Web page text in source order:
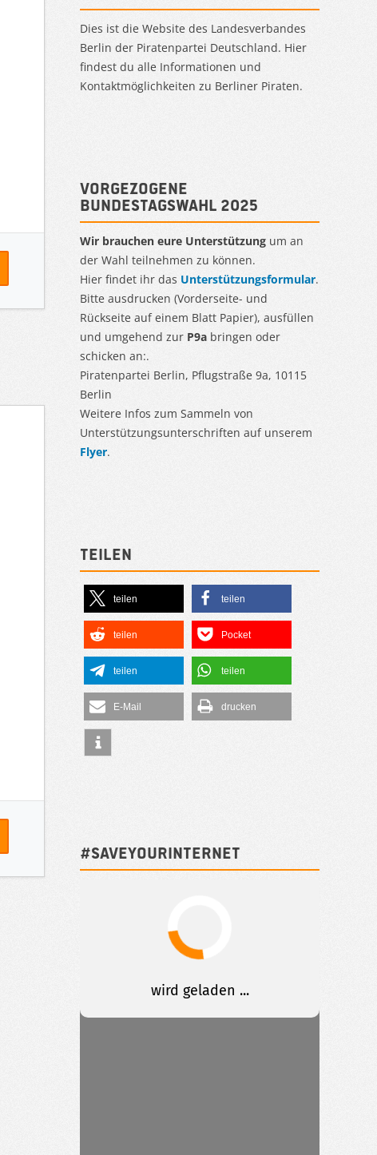
Dies ist die Website des Landesverbandes
Berlin der Piratenpartei Deutschland. Hier
findest du alle Informationen und
Kontaktmöglichkeiten zu Berliner Piraten.
Vorgezogene
Bundestagswahl 2025
Wir brauchen eure Unterstützung um an
der Wahl teilnehmen zu können.
Hier findet ihr das Unterstützungsformular.
Bitte ausdrucken (Vorderseite- und
Rückseite auf einem Blatt Papier), ausfüllen
und umgehend zur P9a bringen oder
schicken an:.
Piratenpartei Berlin, Pflugstraße 9a, 10115
Berlin
Weitere Infos zum Sammeln von
Unterstützungsunterschriften auf unserem
Flyer.
Teilen
teilen teilen
teilen Pocket
teilen teilen
E-Mail drucken
#SAVEYOURINTERNET